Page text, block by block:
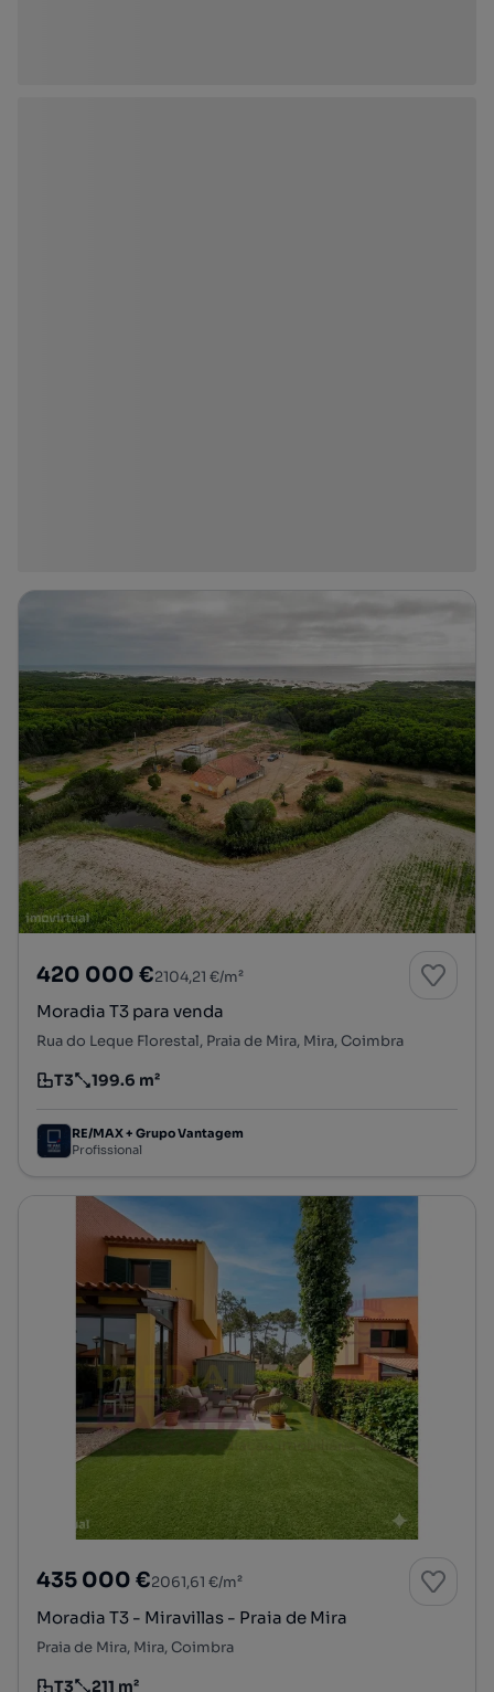
420 000 €2104,21 €/m²
Moradia T3 para venda
Rua do Leque Florestal, Praia de Mira, Mira, Coimbra
Tipologia
T3
Preço por metro quadrado
199.6 m²
RE/MAX + Grupo Vantagem
Profissional
435 000 €2061,61 €/m²
Moradia T3 - Miravillas - Praia de Mira
Praia de Mira, Mira, Coimbra
T3 211 m²